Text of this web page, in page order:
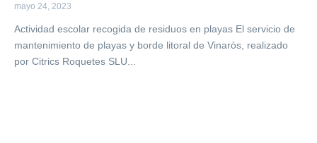
mayo 24, 2023
Actividad escolar recogida de residuos en playas El servicio de
mantenimiento de playas y borde litoral de Vinaròs, realizado
por Citrics Roquetes SLU...